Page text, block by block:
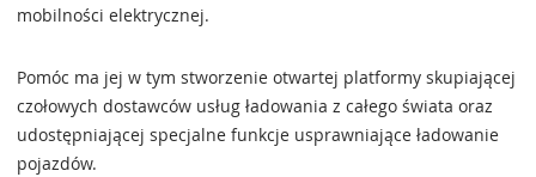
mobilności elektrycznej.
Pomóc ma jej w tym stworzenie otwartej platformy skupiającej
czołowych dostawców usług ładowania z całego świata oraz
udostępniającej specjalne funkcje usprawniające ładowanie
pojazdów.